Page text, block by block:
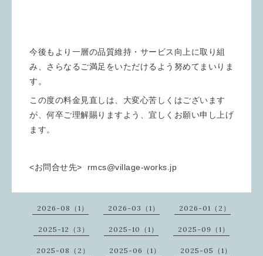
今後もより一層の品質維持・サービス向上に取り組
み、さらなるご満足をいただけるよう努めてまいりま
す。
この度の料金見直しは、大変心苦しくはございます
が、何卒ご理解賜りますよう、宜しくお願い申し上げ
ます。
<お問合せ先> rmcs@village-works.jp
2026-08（1） 2026-03（1） 2026-01（2）
2025-12（3） 2025-10（1） 2025-09（1）
2025-08（2） 2025-06（1） 2025-05（1）